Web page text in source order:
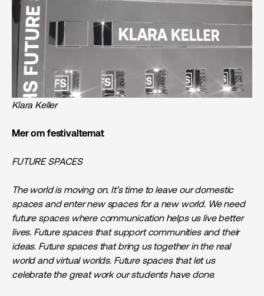
Klara Keller
Mer om festivaltemat
FUTURE SPACES
The world is moving on. It’s time to leave our domestic
spaces and enter new spaces for a new world. We need
future spaces where communication helps us live better
lives. Future spaces that support communities and their
ideas. Future spaces that bring us together in the real
world and virtual worlds. Future spaces that let us
celebrate the great work our students have done.